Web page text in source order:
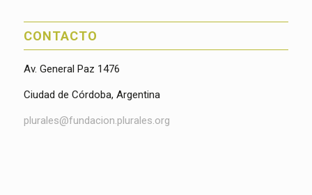
CONTACTO
Av. General Paz 1476
Ciudad de Córdoba, Argentina
plurales@fundacion.plurales.org